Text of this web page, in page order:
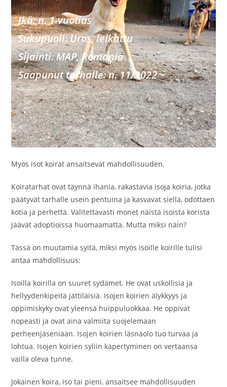
Ikä: n. 1-vuotias
Sukupuoli: Uros, leikattu
Sijainti: MAP, Romania
Saapunut tarhalle: n. 11/2022
Myös isot koirat ansaitsevat mahdollisuuden.
Koiratarhat ovat täynnä ihania, rakastavia isoja koiria, jotka
päätyvät tarhalle usein pentuina ja kasvavat siellä, odottaen
kotia ja perhettä. Valitettavasti monet näistä isoista korista
jäävät adoptioissa huomaamatta. Mutta miksi näin?
Tässä on muutamia syitä, miksi myös isoille koirille tulisi
antaa mahdollisuus:
Isoilla koirilla on suuret sydämet. He ovat uskollisia ja
hellyydenkipeitä jättiläisiä. Isojen koirien älykkyys ja
oppimiskyky ovat yleensä huippuluokkaa. He oppivat
nopeasti ja ovat aina valmiita suojelemaan
perheenjäseniään. Isojen koirien läsnäolo tuo turvaa ja
lohtua. Isojen koirien syliin käpertyminen on vertaansa
vailla oleva tunne.
Jokainen koira, iso tai pieni, ansaitsee mahdollisuuden